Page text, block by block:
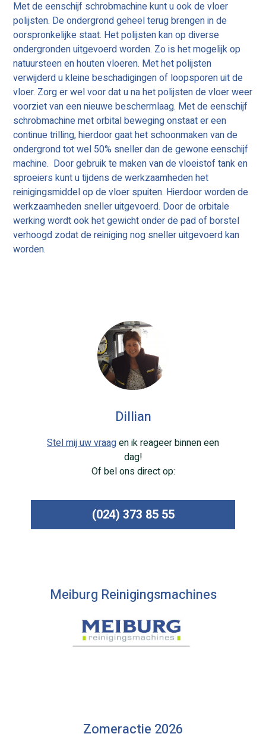
Met de eenschijf schrobmachine kunt u ook de vloer
polijsten. De ondergrond geheel terug brengen in de
oorspronkelijke staat. Het polijsten kan op diverse
ondergronden uitgevoerd worden. Zo is het mogelijk op
natuursteen en houten vloeren. Met het polijsten
verwijderd u kleine beschadigingen of loopsporen uit de
vloer. Zorg er wel voor dat u na het polijsten de vloer weer
voorziet van een nieuwe beschermlaag. Met de eenschijf
schrobmachine met orbital beweging onstaat er een
continue trilling, hierdoor gaat het schoonmaken van de
ondergrond tot wel 50% sneller dan de gewone eenschijf
machine. Door gebruik te maken van de vloeistof tank en
sproeiers kunt u tijdens de werkzaamheden het
reinigingsmiddel op de vloer spuiten. Hierdoor worden de
werkzaamheden sneller uitgevoerd. Door de orbitale
werking wordt ook het gewicht onder de pad of borstel
verhoogd zodat de reiniging nog sneller uitgevoerd kan
worden.
Dillian
Stel mij uw vraagen ik reageer binnen een
dag!
Of bel ons direct op:
(024) 373 85 55
Meiburg Reinigingsmachines
Zomeractie 2026